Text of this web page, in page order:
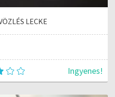
LECKE
Ingyenes!